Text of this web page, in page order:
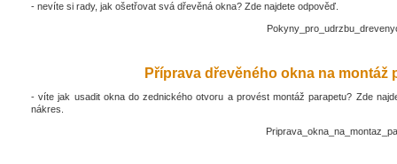
- nevíte si rady, jak ošetřovat svá dřevěná okna? Zde najdete odpověď.
Příprava dřevěného okna na montáž
- víte jak usadit okna do zednického otvoru a provést montáž parapetu? Zde
nákres.